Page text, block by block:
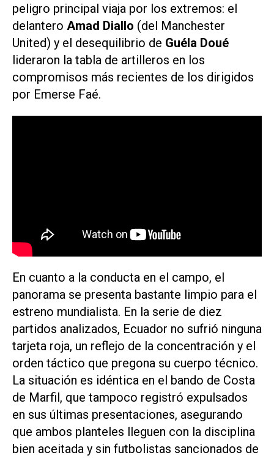
peligro principal viaja por los extremos: el
delantero Amad Diallo (del Manchester
United) y el desequilibrio de Guéla Doué
lideraron la tabla de artilleros en los
compromisos más recientes de los dirigidos
por Emerse Faé.
En cuanto a la conducta en el campo, el
panorama se presenta bastante limpio para el
estreno mundialista. En la serie de diez
partidos analizados, Ecuador no sufrió ninguna
tarjeta roja, un reflejo de la concentración y el
orden táctico que pregona su cuerpo técnico.
La situación es idéntica en el bando de Costa
de Marfil, que tampoco registró expulsados
en sus últimas presentaciones, asegurando
que ambos planteles lleguen con la disciplina
bien aceitada y sin futbolistas sancionados de